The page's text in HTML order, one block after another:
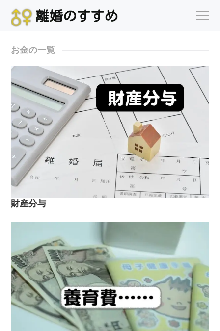
お金の一覧
財産分与